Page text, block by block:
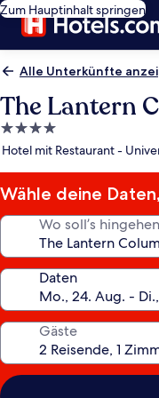
Zum Hauptinhalt springen
Alle Unterkünfte
The Lantern
4.0-
Sterne-
Hotel mit Restaurant -
Wähle deine
Wo soll’s
Daten
Gäste